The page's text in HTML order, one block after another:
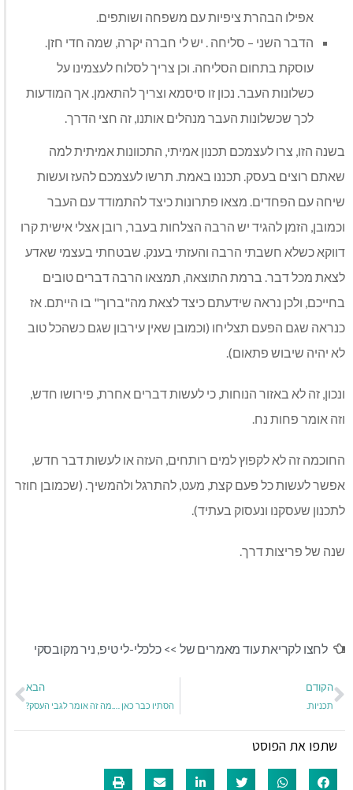
אפילו הבהרת ציפיות עם משפחה ושותפים.
הדבר השני – סליחה . יש לי חברה יקרה, שמה חדי חזן.
עוסקת בתחום הסליחה. וכן צריך לסלוח לעצמינו על
כשלונות העבר. נכון זו סיסמא וצריך להתאמן. אך המודעות
לכך שכשלונות העבר מנהלים אותנו, זה חצי הדרך.
בשנה הזו, צרו לעצמכם תכנון אמיתי, התכוונות אמיתית למה
שאתם רוצים בעסק. תכננו באמת. תרשו לעצמכם להעז ועשות
שיחה עם הפחדים. מצאו פתרונות כיצד להתמודד עם העבר
וכמובן, הזמן להגיד יש הרבה הצלחות בעבר, רובן אצלי אישית קרו
דווקא כשלא חשבתי הרבה והעזתי בענק. שבטחתי בעצמי שאדע
לצאת מכל דבר. ברמת התוצאה, תמצאו הרבה דברים טובים
בחייכם, ולכן נראה שידעתם כיצד לצאת מה"ברוך" בו הייתם. אז
כנראה שגם הפעם תצליחו (וכמובן שאין עירבון שגם כשהכל טוב
לא יהיה שיבוש פתאום).
ונכון, זה לא באזור הנוחות, כי לעשות דברים אחרת, פירושו חדש,
וזה אומר פחות נח.
החוכמה זה לא לקפוץ למים רותחים, העזה או לעשות דבר חדש,
אפשר לעשות כל פעם קצת, מעט, להתרגל ולהמשיך. (שכמובן חוזר
לתכנון שעסקנו ונעסוק בעתיד).
שנה של פריצות דרך.
לחצו לקריאת עוד מאמרים של >> כלכלי-לי טיפ, ניר מקובסקי
הקודם
תכניות.
הבא
הסתיו כבר כאן ….מה זה אומר לגבי העסק?
שתפו את הפוסט